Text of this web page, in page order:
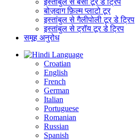
इस्तांबुल से बर्सा टूर डे ट्रिप
बोज़दाग फ़िल्म प्लाटो टूर
इस्तांबुल से गैलीपोली टूर डे ट्रिप
इस्तांबुल से ट्रॉय टूर डे ट्रिप
समूह अनुरोध
Language
Croatian
English
French
German
Italian
Portuguese
Romanian
Russian
Spanish